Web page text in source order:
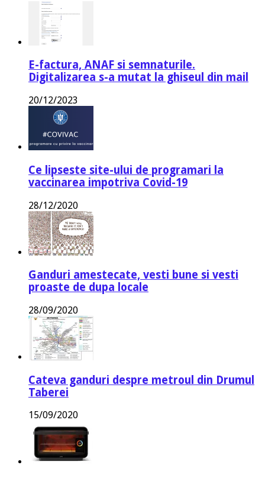
E-factura, ANAF si semnaturile.
Digitalizarea s-a mutat la ghiseul din mail
20/12/2023
Ce lipseste site-ului de programari la
vaccinarea impotriva Covid-19
28/12/2020
Ganduri amestecate, vesti bune si vesti
proaste de dupa locale
28/09/2020
Cateva ganduri despre metroul din Drumul
Taberei
15/09/2020